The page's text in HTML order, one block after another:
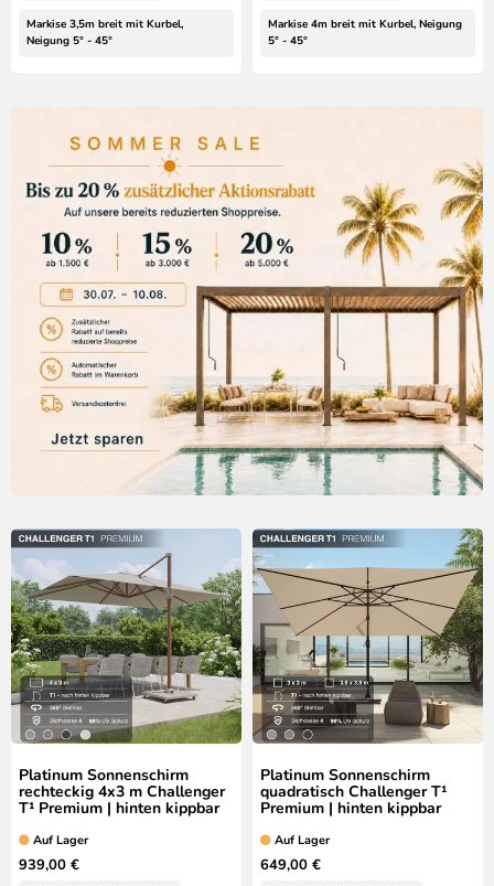
Markise 3,5m breit mit Kurbel,
Neigung 5° - 45°
Markise 4m breit mit Kurbel, Neigung
5° - 45°
Platinum Sonnenschirm
rechteckig 4x3 m Challenger
T¹ Premium | hinten kippbar
Auf Lager
939,00 €
Platinum Sonnenschirm
quadratisch Challenger T¹
Premium | hinten kippbar
Auf Lager
649,00 €